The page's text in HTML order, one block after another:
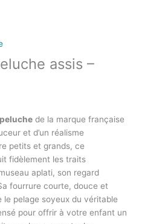
assis –
de la marque française
et d’un réalisme
petits et grands, ce
fidèlement les traits
aplati, son regard
fourrure courte, douce et
pelage soyeux du véritable
pour offrir à votre enfant un